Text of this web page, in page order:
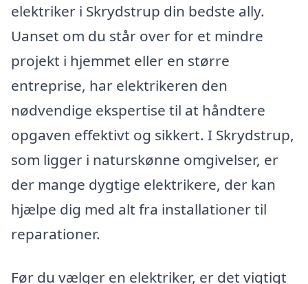
elektriker i Skrydstrup din bedste ally.
Uanset om du står over for et mindre
projekt i hjemmet eller en større
entreprise, har elektrikeren den
nødvendige ekspertise til at håndtere
opgaven effektivt og sikkert. I Skrydstrup,
som ligger i naturskønne omgivelser, er
der mange dygtige elektrikere, der kan
hjælpe dig med alt fra installationer til
reparationer.
Før du vælger en elektriker, er det vigtigt